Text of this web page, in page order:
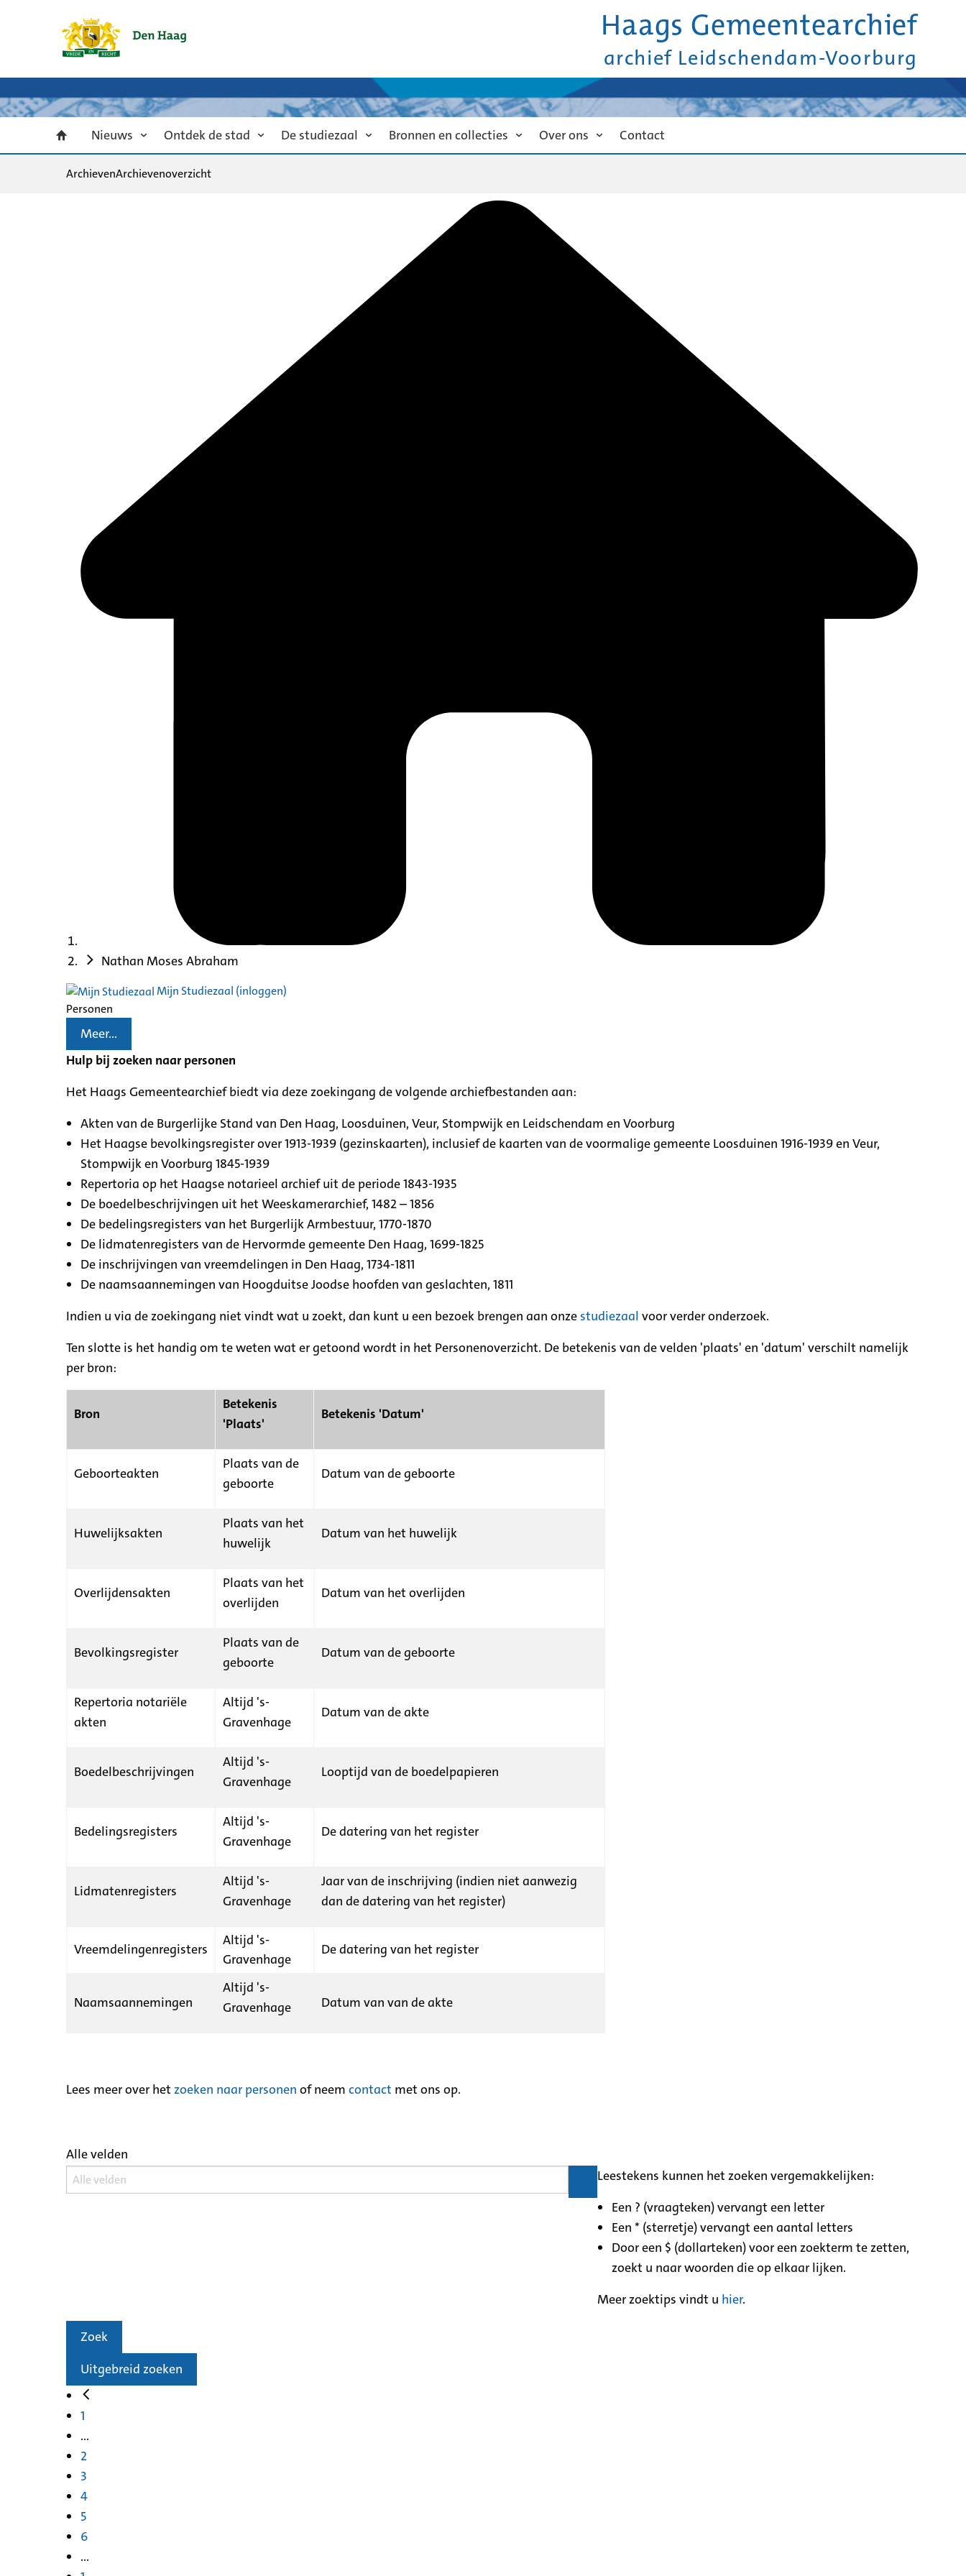
Haags Gemeentearchief
archief Leidschendam-Voorburg
Nieuws Ontdek de stad De studiezaal Bronnen en collecties Over ons Contact
ArchievenArchievenoverzicht
Nathan Moses Abraham
Mijn Studiezaal (inloggen)
Personen
Meer...
Hulp bij zoeken naar personen
Het Haags Gemeentearchief biedt via deze zoekingang de volgende archiefbestanden aan:
Akten van de Burgerlijke Stand van Den Haag, Loosduinen, Veur, Stompwijk en Leidschendam en Voorburg
Het Haagse bevolkingsregister over 1913-1939 (gezinskaarten), inclusief de kaarten van de voormalige gemeente Loosduinen 1916-1939 en Veur,
Stompwijk en Voorburg 1845-1939
Repertoria op het Haagse notarieel archief uit de periode 1843-1935
De boedelbeschrijvingen uit het Weeskamerarchief, 1482 – 1856
De bedelingsregisters van het Burgerlijk Armbestuur, 1770-1870
De lidmatenregisters van de Hervormde gemeente Den Haag, 1699-1825
De inschrijvingen van vreemdelingen in Den Haag, 1734-1811
De naamsaannemingen van Hoogduitse Joodse hoofden van geslachten, 1811
Indien u via de zoekingang niet vindt wat u zoekt, dan kunt u een bezoek brengen aan onze studiezaal voor verder onderzoek.
Ten slotte is het handig om te weten wat er getoond wordt in het Personenoverzicht. De betekenis van de velden 'plaats' en 'datum' verschilt namelijk
per bron:
Bron
Betekenis
'Plaats'
Betekenis 'Datum'
Geboorteakten
Plaats van de
geboorte
Datum van de geboorte
Huwelijksakten
Plaats van het
huwelijk
Datum van het huwelijk
Overlijdensakten
Plaats van het
overlijden
Datum van het overlijden
Bevolkingsregister
Plaats van de
geboorte
Datum van de geboorte
Repertoria notariële
akten
Altijd 's-
Gravenhage
Datum van de akte
Boedelbeschrijvingen
Altijd 's-
Gravenhage
Looptijd van de boedelpapieren
Bedelingsregisters
Altijd 's-
Gravenhage
De datering van het register
Lidmatenregisters
Altijd 's-
Gravenhage
Jaar van de inschrijving (indien niet aanwezig
dan de datering van het register)
Vreemdelingenregisters
Altijd 's-
Gravenhage
De datering van het register
Naamsaannemingen
Altijd 's-
Gravenhage
Datum van van de akte
Lees meer over het zoeken naar personen of neem contact met ons op.
Alle velden
Leestekens kunnen het zoeken vergemakkelijken:
Een ? (vraagteken) vervangt een letter
Een * (sterretje) vervangt een aantal letters
Door een $ (dollarteken) voor een zoekterm te zetten,
zoekt u naar woorden die op elkaar lijken.
Meer zoektips vindt u hier.
Zoek
Uitgebreid zoeken
1
...
2
3
4
5
6
...